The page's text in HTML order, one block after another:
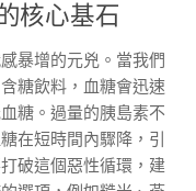
核心基石
暴增的元兇。當我們
糖飲料，血糖會迅速
糖。過量的胰島素不
在短時間內驟降，引
破這個惡性循環，建